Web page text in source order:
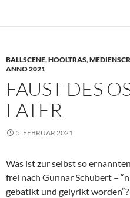
BALLSCENE,HOOLTRAS,
ANNO 2021
FAUST DES
LATER
5. FEBRUAR 2021
Was ist zur selbst so ernannten
frei nach Gunnar Schubert –
gebatikt und gelyrikt